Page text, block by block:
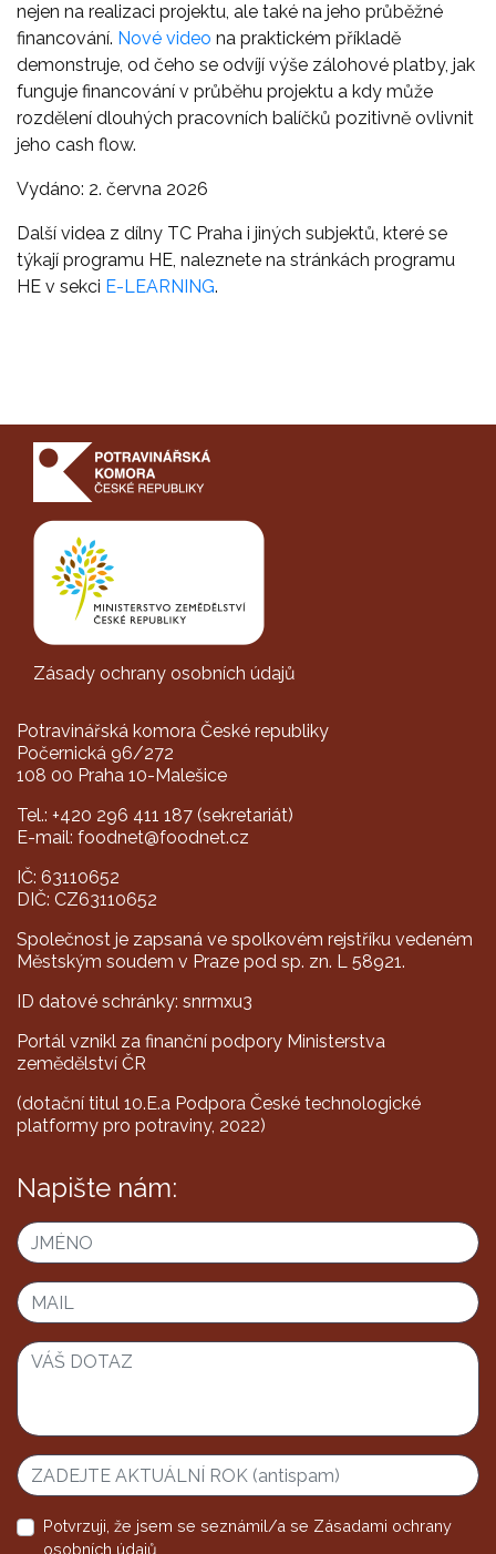
nejen na realizaci projektu, ale také na jeho průběžné
financování. Nové video na praktickém příkladě
demonstruje, od čeho se odvíjí výše zálohové platby, jak
funguje financování v průběhu projektu a kdy může
rozdělení dlouhých pracovních balíčků pozitivně ovlivnit
jeho cash flow.
Vydáno: 2. června 2026
Další videa z dílny TC Praha i jiných subjektů, které se
týkají programu HE, naleznete na stránkách programu
HE v sekci E-LEARNING.
Zásady ochrany osobních údajů
Potravinářská komora České republiky
Počernická 96/272
108 00 Praha 10-Malešice
Tel.: +420 296 411 187 (sekretariát)
E-mail: foodnet@foodnet.cz
IČ: 63110652
DIČ: CZ63110652
Společnost je zapsaná ve spolkovém rejstříku vedeném
Městským soudem v Praze pod sp. zn. L 58921.
ID datové schránky: snrmxu3
Portál vznikl za finanční podpory Ministerstva
zemědělství ČR
(dotační titul 10.E.a Podpora České technologické
platformy pro potraviny, 2022)
Napište nám:
Potvrzuji, že jsem se seznámil/a se Zásadami ochrany
osobních údajů